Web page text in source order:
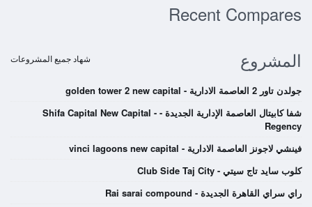
Recent Compares
المشروع
شهاد جميع المشروعات
جولدن تاور 2 العاصمة الادارية - golden tower 2 new capital
شفا كابيتال العاصمة الإدارية الجديدة - Shifa Capital New Capital -
Regency
فينشي لاجونز العاصمة الادارية - vinci lagoons new capital
كلوب سايد تاج سيتي - Club Side Taj City
راي سراي القاهرة الجديدة - Rai sarai compound